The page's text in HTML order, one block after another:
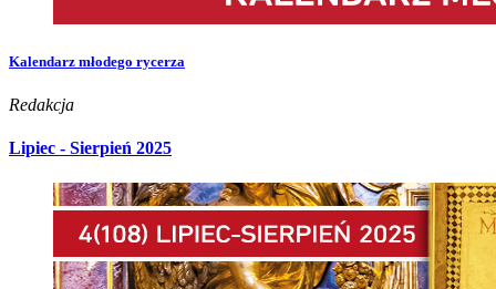
Kalendarz młodego rycerza
Redakcja
Lipiec - Sierpień 2025